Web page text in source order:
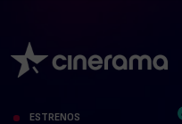
ESTRENOS